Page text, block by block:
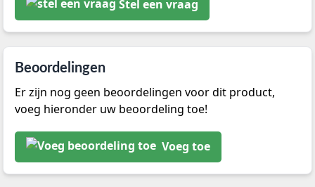
Stel een vraag
Beoordelingen
Er zijn nog geen beoordelingen voor dit product,
voeg hieronder uw beoordeling toe!
Voeg toe